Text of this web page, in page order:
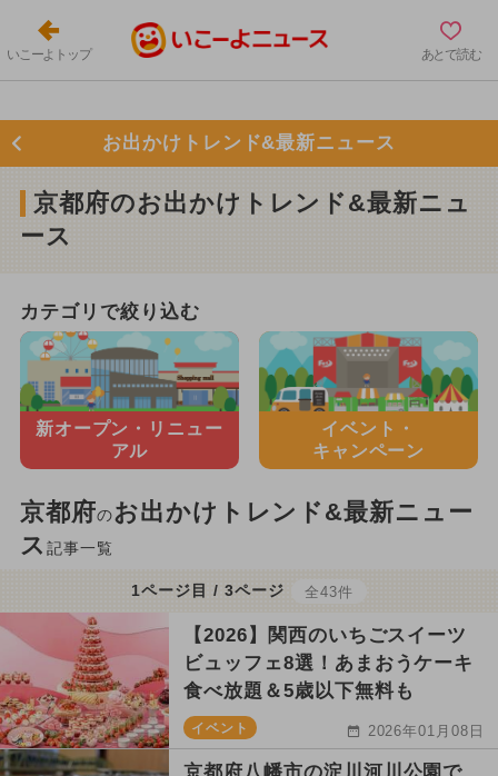
いこーよトップ あとで読む
お出かけトレンド&最新ニュース
京都府のお出かけトレンド&最新ニュ
ース
カテゴリで絞り込む
新オープン・ リニュー
アル
イベント・
キャンペーン
京都府のお出かけトレンド&最新ニュー
ス 記事一覧
1ページ目 / 3ページ 全43件
【2026】関西のいちごスイーツ
ビュッフェ8選！あまおうケーキ
食べ放題＆5歳以下無料も
イベント 2026年01月08日